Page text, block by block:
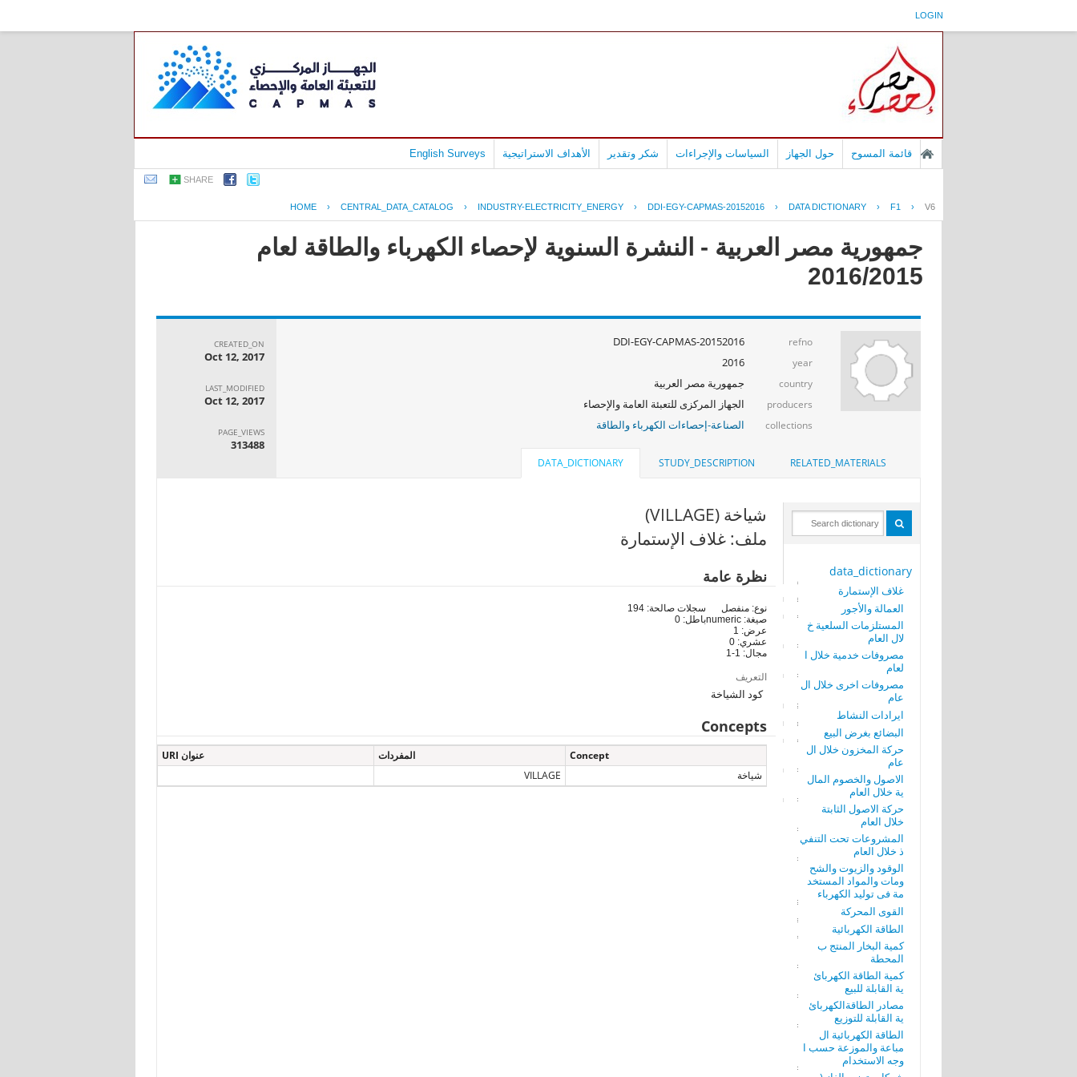
LOGIN
قائمة المسوح حول الجهاز السياسات والإجراءات شكر وتقدير الأهداف الاستراتيجية English Surveys
SHARE
HOME › CENTRAL_DATA_CATALOG › INDUSTRY-ELECTRICITY_ENERGY › DDI-EGY-CAPMAS-20152016 › DATA DICTIONARY › F1 › V6
جمهورية مصر العربية - النشرة السنوية لإحصاء الكهرباء والطاقة لعام
2016/2015
refno
DDI-EGY-CAPMAS-20152016
year
2016
country جمهورية مصر العربية
producers الجهاز المركزى للتعبئة العامة والإحصاء
collections الصناعة-إحصاءات الكهرباء والطاقة
CREATED_ON
Oct 12, 2017
LAST_MODIFIED
Oct 12, 2017
PAGE_VIEWS
313488
RELATED_MATERIALS
STUDY_DESCRIPTION
DATA_DICTIONARY
data_dictionary
غلاف الإستمارة
العمالة والأجور
المستلزمات السلعية خ
لال العام
مصروفات خدمية خلال ا
لعام
مصروفات اخرى خلال ال
عام
ايرادات النشاط
البضائع بغرض البيع
حركة المخزون خلال ال
عام
الاصول والخصوم المال
ية خلال العام
حركة الاصول الثابتة
خلال العام
المشروعات تحت التنفي
ذ خلال العام
الوقود والزيوت والشح
ومات والمواد المستخد
مة فى توليد الكهرباء
القوى المحركة
الطاقة الكهربائية
كمية البخار المنتج ب
المحطة
كمية الطاقة الكهربائ
ية القابلة للبيع
مصادر الطاقةالكهربائ
ية القابلة للتوزيع
الطاقة الكهربائية ال
مباعة والموزعة حسب ا
وجه الاستخدام
شياخة (VILLAGE)
ملف: غلاف الإستمارة
نظرة عامة
نوع: منفصل
صيغة: numeric
عرض: 1
عشري: 0
مجال: 1-1
سجلات صالحة: 194
باطل: 0
التعريف
كود الشياخة
Concepts
Concept المفردات
عنوان URI
شياخة
VILLAGE